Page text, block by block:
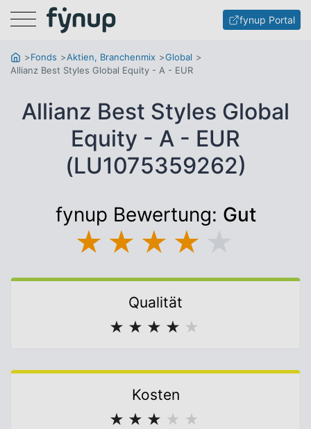
Menu fynup Portal
Fonds Aktien, Branchenmix
Global
Allianz Best Styles Global Equity - A - EUR
Allianz Best Styles Global
Equity - A - EUR
(LU1075359262)
fynup Bewertung: Gut
★ ★ ★ ★
Qualität
★ ★ ★ ★ ★
Kosten
★ ★ ★ ★ ★